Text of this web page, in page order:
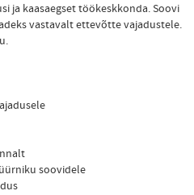
ja kaasaegset töökeskkonda. Soovi
vastavalt ettevõtte vajadustele.
soovidele